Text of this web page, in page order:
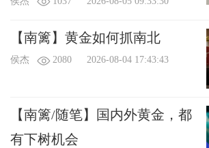
【南篱】黄金如何抓南北
侯杰 2080 2026-08-04 17:43:43
【南篱/随笔】国内外黄金，都
有下树机会